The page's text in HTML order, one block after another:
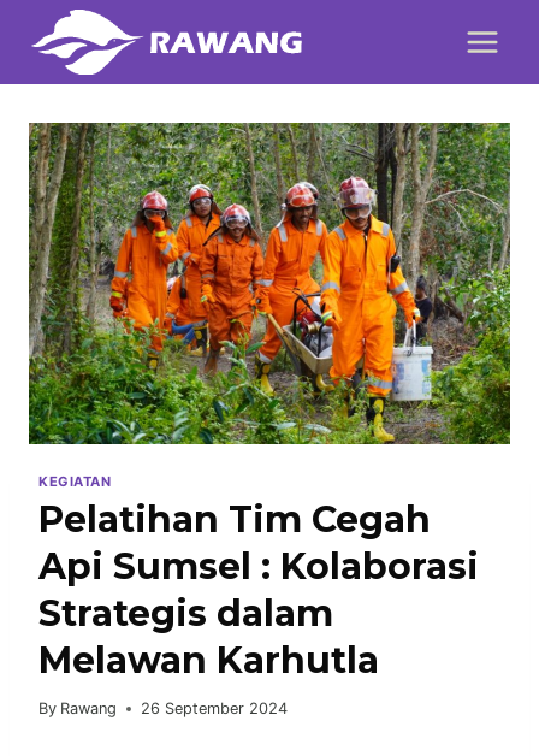
content
KEGIATAN
Pelatihan Tim Cegah
Api Sumsel : Kolaborasi
Strategis dalam
Melawan Karhutla
By Rawang 26 September 2024